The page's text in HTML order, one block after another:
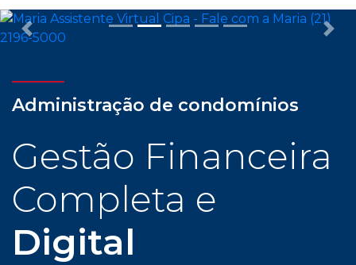
Previous
Administração de condomínios
Gestão Financeira
Completa e
Digital